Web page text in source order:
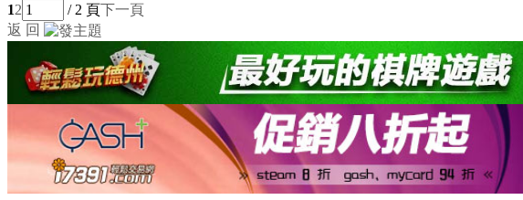
12 / 2 頁下一頁
返 回